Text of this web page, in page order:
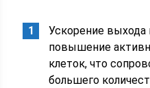
Ускорение выхода
повышение
клеток, что
большего